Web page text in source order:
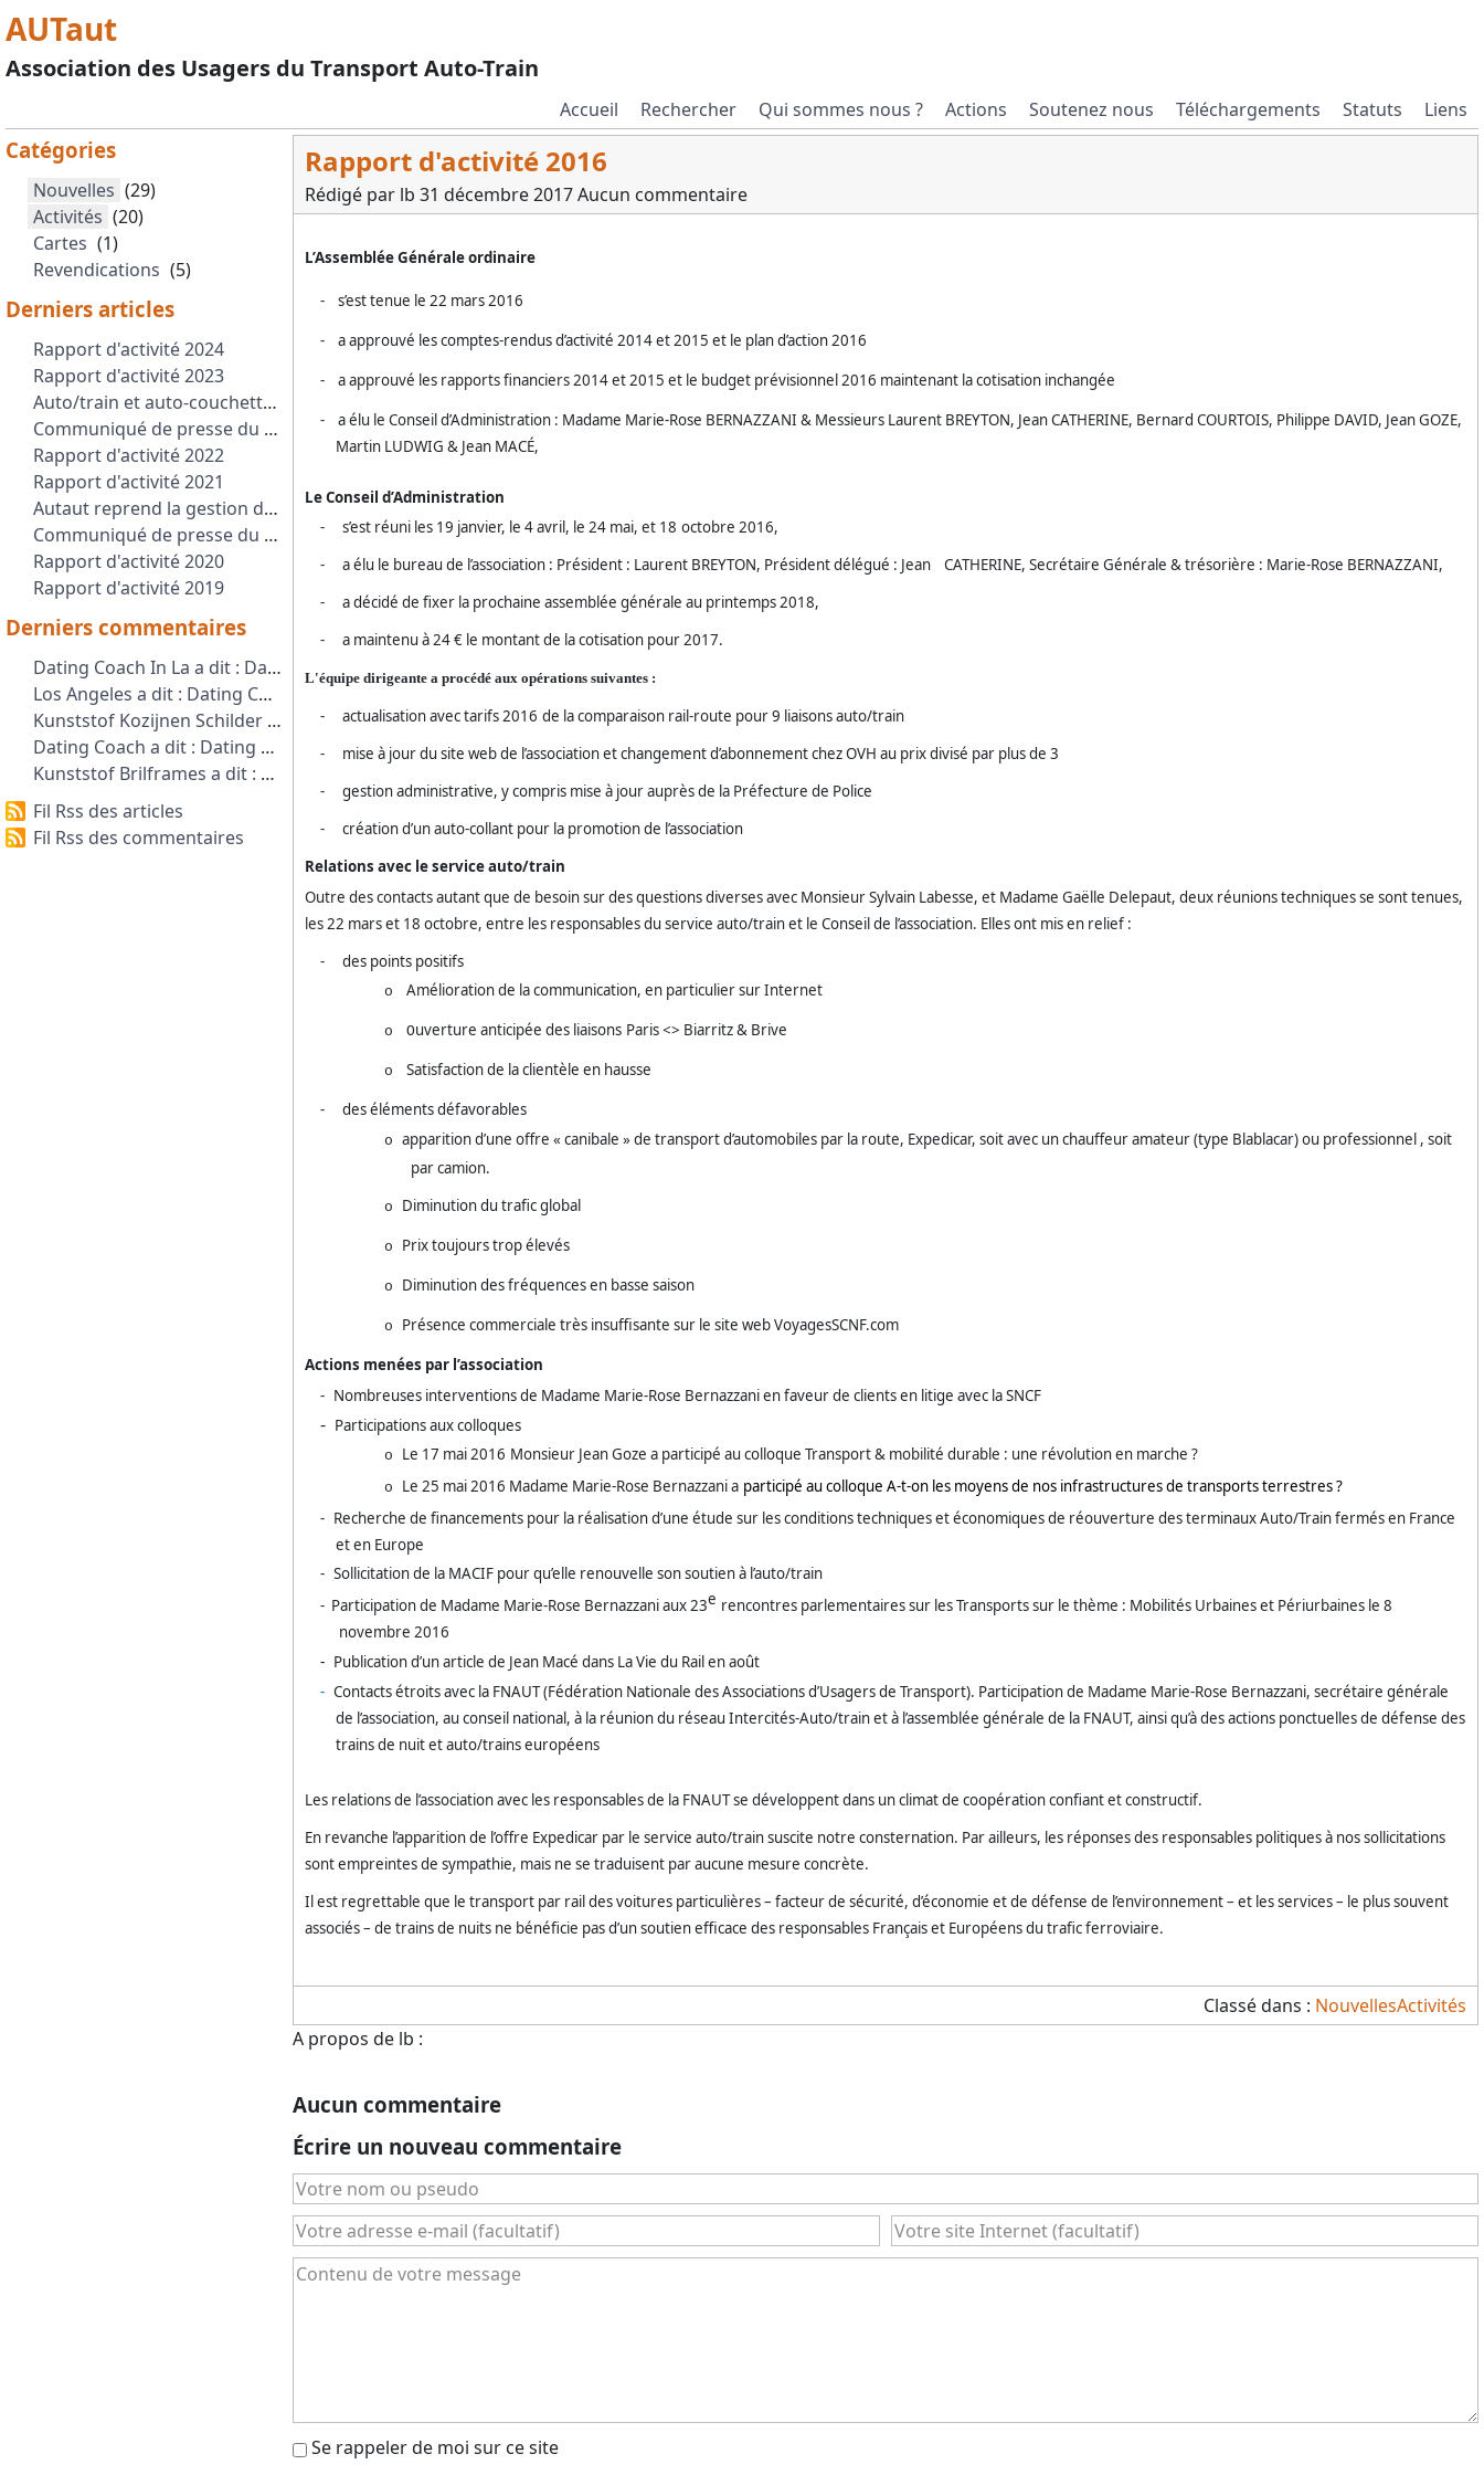
AUTaut
Association des Usagers du Transport Auto-Train
Accueil Rechercher Qui sommes nous ? Actions Soutenez nous Téléchargements Statuts Liens
Rapport d'activité 2016
Rédigé par lb 31 décembre 2017Aucun commentaire
L’Assemblée Générale ordinaire
- s’est tenue le 22 mars 2016
-a approuvé les comptes-rendus d’activité 2014 et 2015 et le plan d’action 2016
-a approuvé l es rapports financiers 2014 et 2015 et le budget prévisionnel 2016 maintenant la cotisation inchangée
-a élu le Conseil d’Administration : Madame Marie-Rose BERNAZZANI & Messieurs Laurent BREYTON, Jean CATHERINE, Bernard COURTOIS, Philippe DAVID, Jean GOZE,
Martin LUDWIG & Jean MACÉ,
Le Conseil d’Administration
-
s’est réuni les 19 janvier, le 4 avril, le 24 mai, et 18 octobre 2016,
-
a élu le bureau de l’association : Président : Laurent BREYTON, Président délégué : Jean CATHERINE, Secrétaire Générale & trésorière : Marie-Rose BERNAZZANI,
-
a décidé de fixer la prochaine assemblée générale au printemps 2018,
-
a maintenu à 24 € le montant de la cotisation pour 2017.
L'équipe dirigeante a procédé aux opérations suivantes :
- actualisation avec tarifs 2016 de la comparaison rail-route pour 9 liaisons auto/train
-
mise à jour du site web de l’association et changement d’abonnement chez OVH au prix divisé par plus de 3
-
gestion administrative, y compris mise à jour auprès de la Préfecture de Police
-
création d’un auto-collant pour la promotion de l’association
Relations avec le service auto/train
Outre des contacts autant que de besoin sur des questions diverses avec Monsieur Sylvain Labesse, et Madame Gaëlle Delepaut, deux réunions techniques se sont tenues,
les 22 mars et 18 octobre, entre les responsables du service auto/train et le Conseil de l’association. Elles ont mis en relief :
-
des points positifs
o Amélioration de la communication, en particulier sur Internet
o Ouverture anticipée des liaisons Paris <> Biarritz & Brive
o
Satisfaction de la clientèle en hausse
-
des éléments défavorables
o apparition d’une offre « canibale » de transport d’automobiles par la route, Expedicar, soit avec un chauffeur amateur (type Blablacar) ou professionnel , soit
par camion.
o Diminution du trafic global
o Prix toujours trop élevés
o Diminution des fréquences en basse saison
o
Présence commerciale très insuffisante sur le site web VoyagesSCNF.com
Actions menées par l’association
- Nombreuses interventions de Madame Marie-Rose Bernazzani en faveur de clients en litige avec la SNCF
- Participations aux colloques
o Le 17 mai 2016 Monsieur Jean Goze a participé au colloque Transport & mobilité durable : une révolution en marche ?
o Le 25 mai 2016 Madame Marie-Rose Bernazzani a participé au colloque A-t-on les moyens de nos infrastructures de transports terrestres ?
- Recherche de financements pour la réalisation d’une étude sur les conditions techniques et économiques de réouverture des terminaux Auto/Train fermés en France
et en Europe
- Sollicitation de la MACIF pour qu’elle renouvelle son soutien à l’auto/train
- Participation de Madame Marie-Rose Bernazzani aux 23e rencontres parlementaires sur les Transports sur le thème : Mobilités Urbaines et Périurbaines le 8
novembre 2016
- Publication d’un article de Jean Macé dans La Vie du Rail en août
- Contacts étroits avec la FNAUT (Fédération Nationale des Associations d’Usagers de Transport). Participation de Madame Marie-Rose Bernazzani, secrétaire générale
de l’association, au conseil national, à la réunion du réseau Intercités-Auto/train et à l’assemblée générale de la FNAUT, ainsi qu’à des actions ponctuelles de défense des
trains de nuit et auto/trains européens
Les relations de l’association avec les responsables de la FNAUT se développent dans un climat de coopération confiant et constructif.
En revanche l’apparition de l’offre Expedicar par le service auto/train suscite notre consternation. Par ailleurs, les réponses des responsables politiques à nos sollicitations
sont empreintes de sympathie, mais ne se traduisent par aucune mesure concrète.
Il est regrettable que le transport par rail des voitures particulières – facteur de sécurité, d’économie et de défense de l’environnement – et les services – le plus souvent
associés – de trains de nuits ne bénéficie pas d’un soutien efficace des responsables Français et Européens du trafic ferroviaire.
Classé dans : NouvellesActivités
A propos de lb :
Aucun commentaire
Écrire un nouveau commentaire
Se rappeler de moi sur ce site
Catégories
Nouvelles (29)
Activités (20)
Cartes (1)
Revendications (5)
Derniers articles
Rapport d'activité 2024
Rapport d'activité 2023
Auto/train et auto-couchettes en France : Intérêt économique et environnemental
Communiqué de presse du 2 octobre 2023
Rapport d'activité 2022
Rapport d'activité 2021
Autaut reprend la gestion de la pétition NON A LA SUPPRESSION DU SERVICE AUTO/TRAIN
Communiqué de presse du 1er Septembre 2021
Rapport d'activité 2020
Rapport d'activité 2019
Derniers commentaires
Dating Coach In La a dit : Dating Coach LA provides expert dating g...
Los Angeles a dit : Dating Coach LA provides professional da...
Kunststof Kozijnen Schilder a dit : Kunststof kozijnen schilder kunststof ko...
Dating Coach a dit : Dating Coach Amsterdam offers transforma...
Kunststof Brilframes a dit : Kunststof Brillenmonturen Estonia Hamst...
Fil Rss des articles
Fil Rss des commentaires